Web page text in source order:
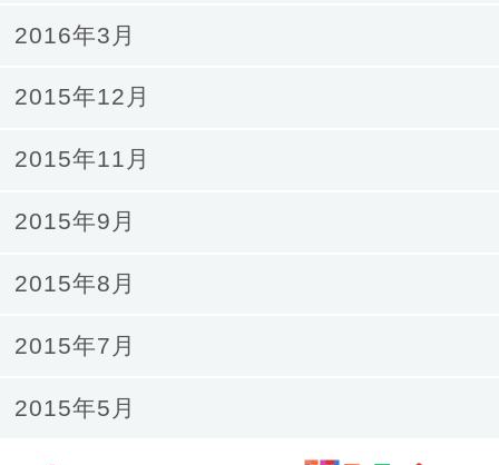
2016年3月
2015年12月
2015年11月
2015年9月
2015年8月
2015年7月
2015年5月